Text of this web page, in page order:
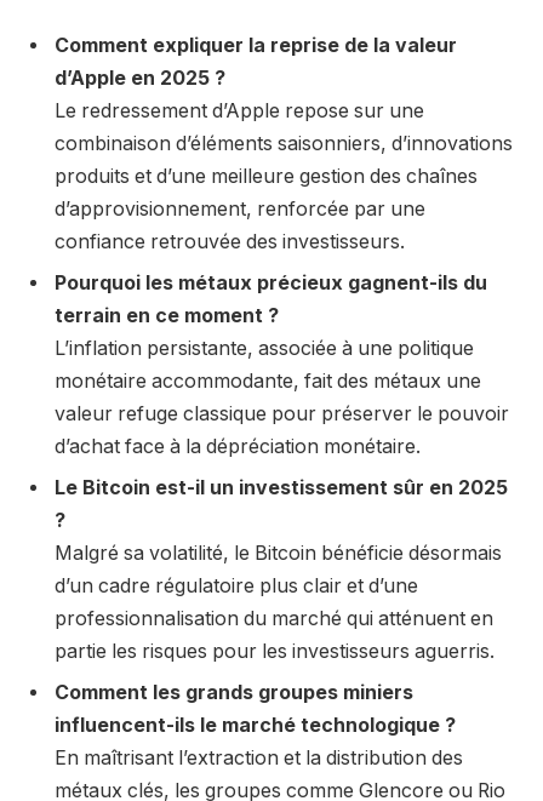
Comment expliquer la reprise de la valeur
d’Apple en 2025 ?
Le redressement d’Apple repose sur une
combinaison d’éléments saisonniers, d’innovations
produits et d’une meilleure gestion des chaînes
d’approvisionnement, renforcée par une
confiance retrouvée des investisseurs.
Pourquoi les métaux précieux gagnent-ils du
terrain en ce moment ?
L’inflation persistante, associée à une politique
monétaire accommodante, fait des métaux une
valeur refuge classique pour préserver le pouvoir
d’achat face à la dépréciation monétaire.
Le Bitcoin est-il un investissement sûr en 2025
?
Malgré sa volatilité, le Bitcoin bénéficie désormais
d’un cadre régulatoire plus clair et d’une
professionnalisation du marché qui atténuent en
partie les risques pour les investisseurs aguerris.
Comment les grands groupes miniers
influencent-ils le marché technologique ?
En maîtrisant l’extraction et la distribution des
métaux clés, les groupes comme Glencore ou Rio